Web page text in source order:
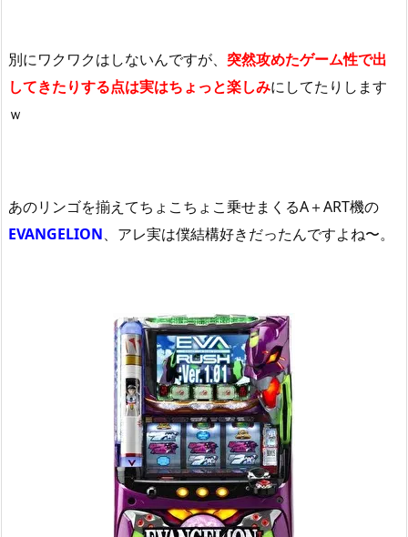
別にワクワクはしないんですが、 突然攻めたゲーム性で出
してきたりする点は実はちょっと楽しみにしてたりします
ｗ
あのリンゴを揃えてちょこちょこ乗せまくるA＋ART機の
EVANGELION、アレ実は僕結構好きだったんですよね〜。